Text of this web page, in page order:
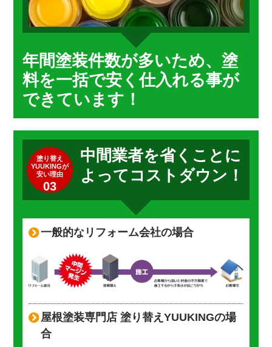
年間塗装件数が多いため、塗
料を一括で安く仕入れる事が
できています！
塗り替え
YUUKINGが
安い理由
03
中間業者を省くことに
よってコストダウン！
一般的なリフォーム会社の場合
屋根塗装専門店 塗り替えYUUKINGの場
合